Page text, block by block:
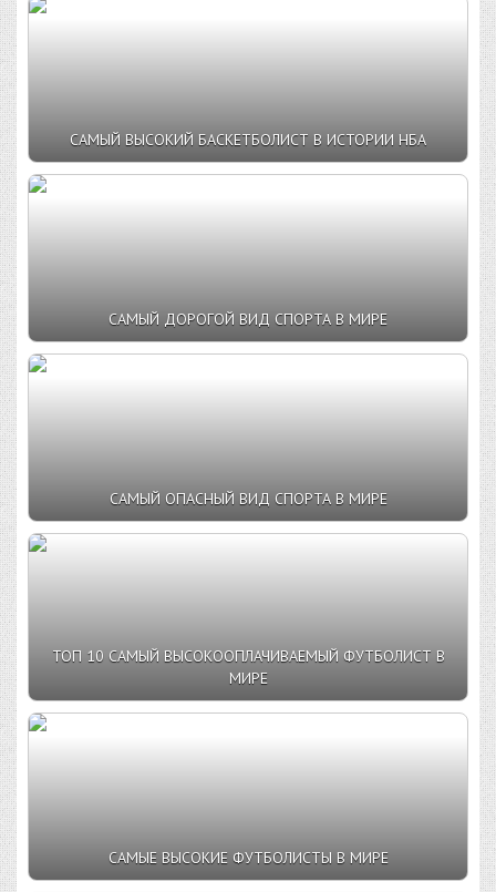
САМЫЙ ВЫСОКИЙ БАСКЕТБОЛИСТ В ИСТОРИИ НБА
САМЫЙ ДОРОГОЙ ВИД СПОРТА В МИРЕ
САМЫЙ ОПАСНЫЙ ВИД СПОРТА В МИРЕ
ТОП 10 САМЫЙ ВЫСОКООПЛАЧИВАЕМЫЙ ФУТБОЛИСТ В
МИРЕ
САМЫЕ ВЫСОКИЕ ФУТБОЛИСТЫ В МИРЕ